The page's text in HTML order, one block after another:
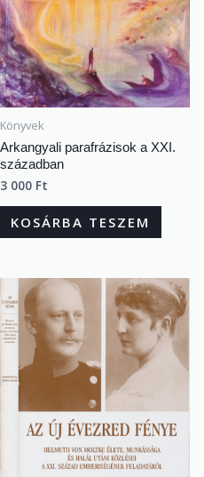
Könyvek
Arkangyali parafrázisok a XXI.
században
3 000 Ft
KOSÁRBA TESZEM